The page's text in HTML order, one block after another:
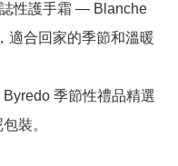
性護手霜 — Blanche
適合回家的季節和溫暖
季節性禮品精選
裝。